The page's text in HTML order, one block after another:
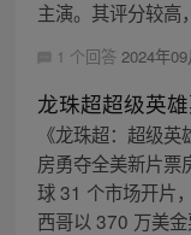
主演。其评分较高
1 个回答 2024年
龙珠超超级英
《龙珠超：超级
房勇夺全美新片票
球 31 个市场开片
西哥以 370 万美